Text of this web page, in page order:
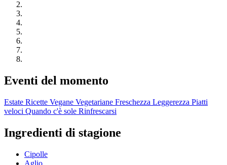
Eventi del momento
Estate Ricette Vegane Vegetariane Freschezza Leggerezza Piatti
veloci Quando c'è sole Rinfrescarsi
Ingredienti di stagione
Cipolle